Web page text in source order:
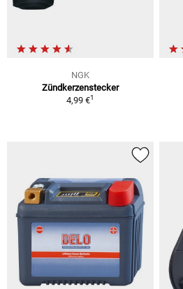
NGK
Zündkerzenstecker
4,99 €1